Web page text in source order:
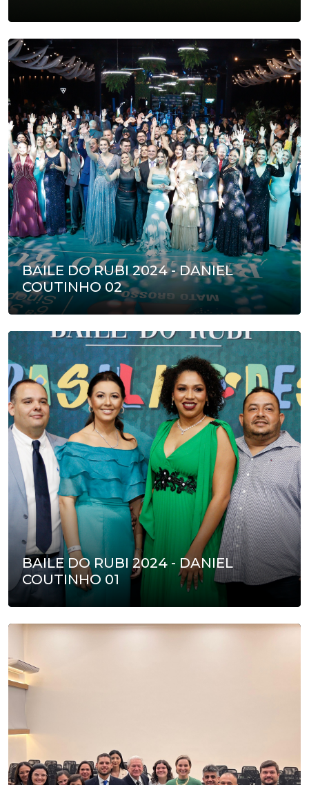
BAILE DO RUBI 2024 - DANIEL
COUTINHO 02
BAILE DO RUBI 2024 - DANIEL
COUTINHO 01